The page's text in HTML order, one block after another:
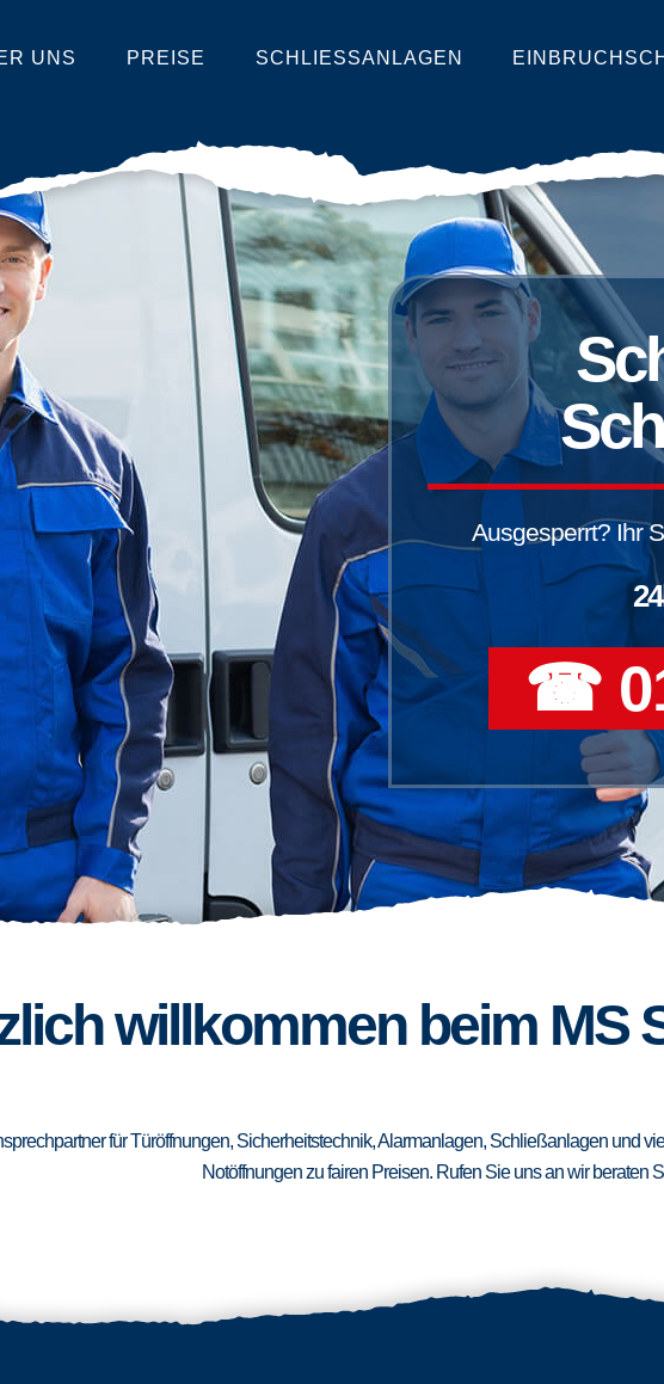
UNS PREISE SCHLIESSANLAGEN
Ausgesperrt? Ihr
☎
willkommen beim MS
für Türöffnungen, Sicherheitstechnik, Alarmanlagen, Schließanlagen und
Notöffnungen zu fairen Preisen. Rufen Sie uns an wir beraten